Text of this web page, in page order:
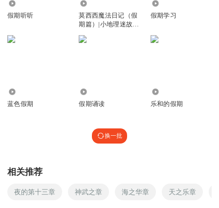
假期听听
莫西西魔法日记（假
期篇）|小地理迷故事
假期学习
蓝色假期 假期诵读 乐和的假期
换一批
相关推荐
夜的第十三章 神武之章 海之华章 天之乐章